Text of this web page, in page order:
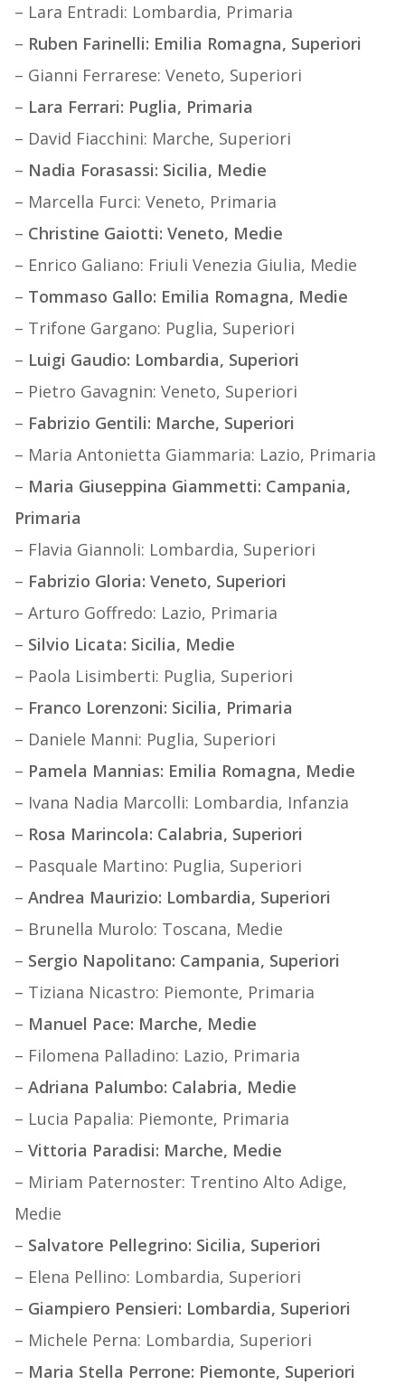
– Lara Entradi: Lombardia, Primaria
– Ruben Farinelli: Emilia Romagna, Superiori
– Gianni Ferrarese: Veneto, Superiori
– Lara Ferrari: Puglia, Primaria
– David Fiacchini: Marche, Superiori
– Nadia Forasassi: Sicilia, Medie
– Marcella Furci: Veneto, Primaria
– Christine Gaiotti: Veneto, Medie
– Enrico Galiano: Friuli Venezia Giulia, Medie
– Tommaso Gallo: Emilia Romagna, Medie
– Trifone Gargano: Puglia, Superiori
– Luigi Gaudio: Lombardia, Superiori
– Pietro Gavagnin: Veneto, Superiori
– Fabrizio Gentili: Marche, Superiori
– Maria Antonietta Giammaria: Lazio, Primaria
– Maria Giuseppina Giammetti: Campania,
Primaria
– Flavia Giannoli: Lombardia, Superiori
– Fabrizio Gloria: Veneto, Superiori
– Arturo Goffredo: Lazio, Primaria
– Silvio Licata: Sicilia, Medie
– Paola Lisimberti: Puglia, Superiori
– Franco Lorenzoni: Sicilia, Primaria
– Daniele Manni: Puglia, Superiori
– Pamela Mannias: Emilia Romagna, Medie
– Ivana Nadia Marcolli: Lombardia, Infanzia
– Rosa Marincola: Calabria, Superiori
– Pasquale Martino: Puglia, Superiori
– Andrea Maurizio: Lombardia, Superiori
– Brunella Murolo: Toscana, Medie
– Sergio Napolitano: Campania, Superiori
– Tiziana Nicastro: Piemonte, Primaria
– Manuel Pace: Marche, Medie
– Filomena Palladino: Lazio, Primaria
– Adriana Palumbo: Calabria, Medie
– Lucia Papalia: Piemonte, Primaria
– Vittoria Paradisi: Marche, Medie
– Miriam Paternoster: Trentino Alto Adige,
Medie
– Salvatore Pellegrino: Sicilia, Superiori
– Elena Pellino: Lombardia, Superiori
– Giampiero Pensieri: Lombardia, Superiori
– Michele Perna: Lombardia, Superiori
– Maria Stella Perrone: Piemonte, Superiori